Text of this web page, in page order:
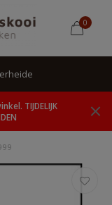
0
TIJDELIJK